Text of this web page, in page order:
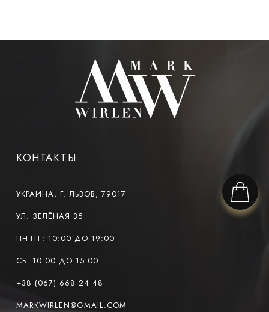
КОНТАКТЫ
УКРАИНА, Г. ЛЬВОВ, 79017
УЛ. ЗЕЛЁНАЯ 35
ПН-ПТ: 10:00 ДО 19:00
СБ: 10:00 ДО 15.00
+38 (067) 668 24 48
MARKWIRLEN@GMAIL.COM